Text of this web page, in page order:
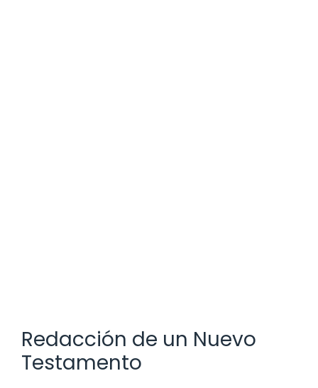
Redacción de un Nuevo
Testamento